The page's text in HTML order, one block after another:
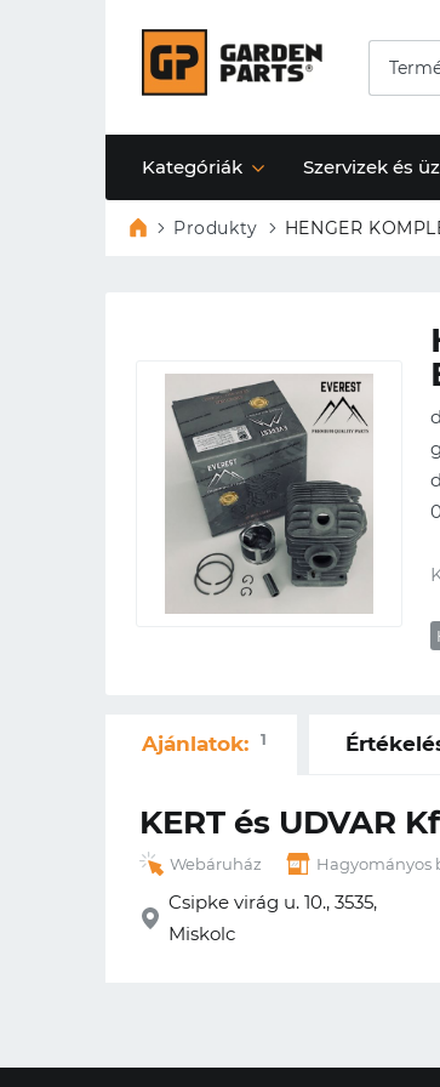
Kategóriák Szervizek és
Produkty HENGER
Ajánlatok: 1
KERT és UDVAR
Webáruház Hagyományos
Csipke virág u. 10., 3535,
Miskolc